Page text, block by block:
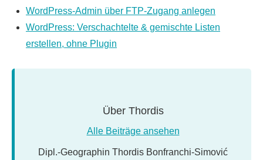
WordPress-Admin über FTP-Zugang anlegen
WordPress: Verschachtelte & gemischte Listen
erstellen, ohne Plugin
Über Thordis
Alle Beiträge ansehen
Dipl.-Geographin Thordis Bonfranchi-Simović